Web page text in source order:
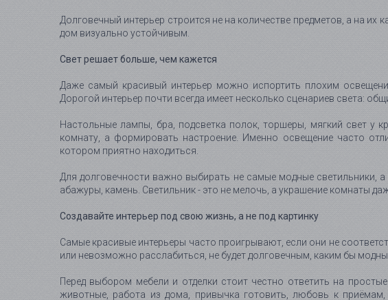
Долговечный интерьер строится не на количестве предметов, а на
дом визуально устойчивым.
Свет решает больше, чем кажется
Даже самый красивый интерьер можно испортить плохим
Дорогой интерьер почти всегда имеет несколько сценариев света:
Настольные лампы, бра, подсветка полок, торшеры, мягкий свет у
комнату, а формировать настроение. Именно освещение часто
котором приятно находиться.
Для долговечности важно выбирать не самые модные светильники,
абажуры, камень. Светильник - это не мелочь, а украшение комнаты
Создавайте интерьер под свою жизнь, а не под картинку
Самые красивые интерьеры часто проигрывают, если они не
или невозможно расслабиться, не будет долговечным, каким бы
Перед выбором мебели и отделки стоит честно ответить на
животные, работа из дома, привычка готовить, любовь к